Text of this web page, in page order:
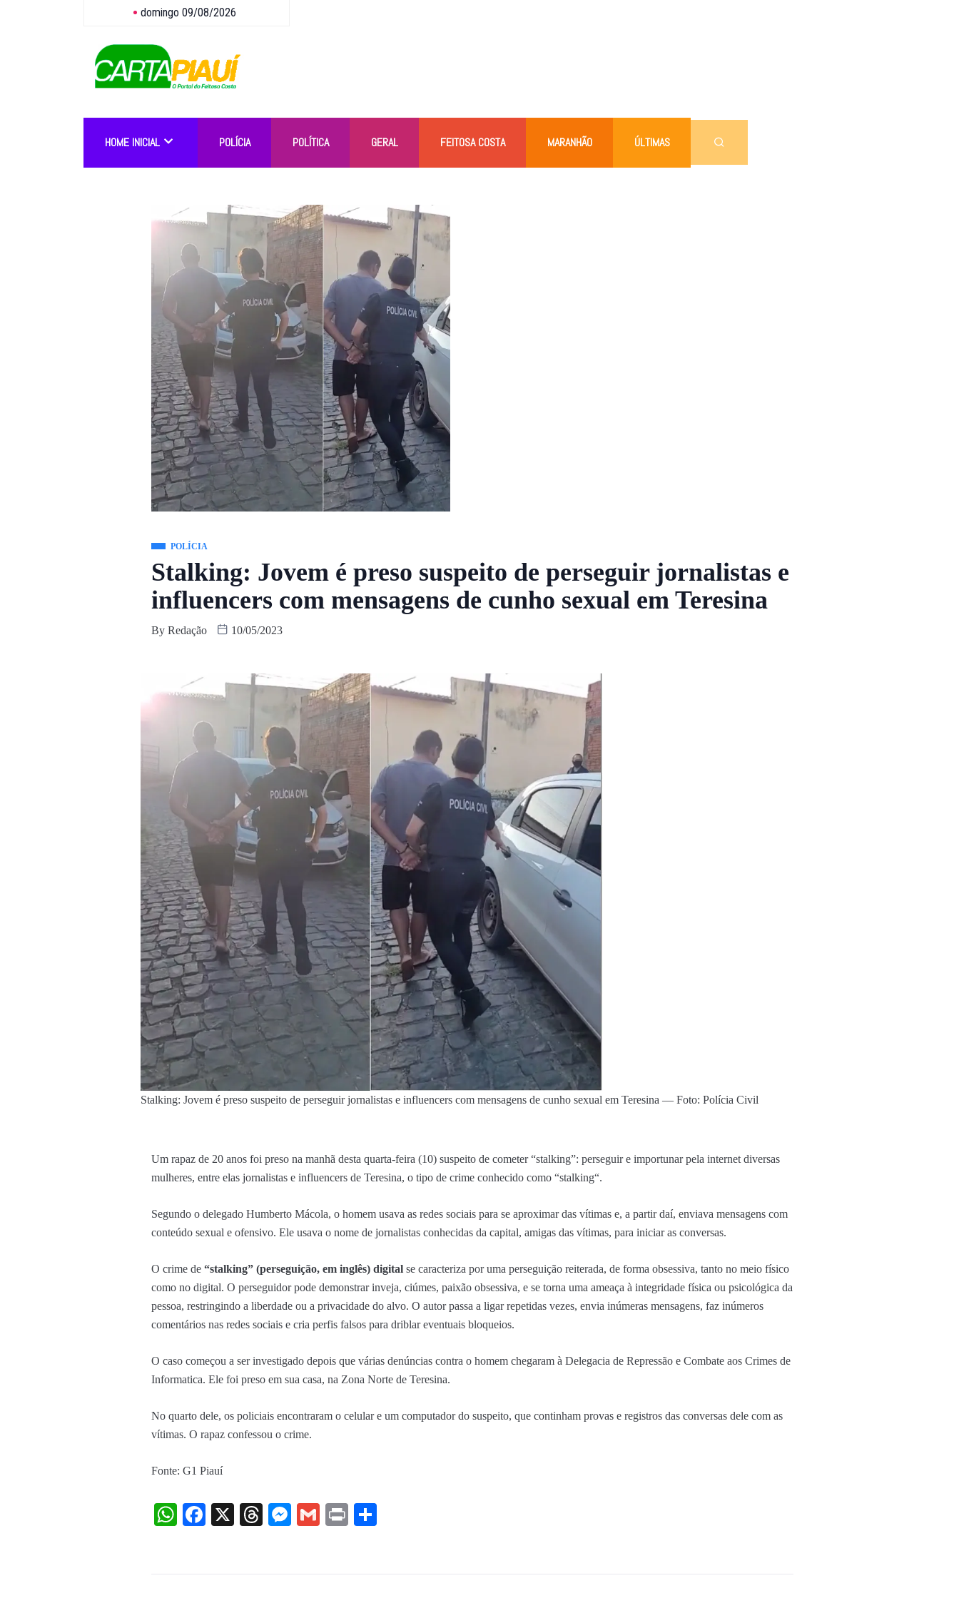
domingo 09/08/2026
HOME INICIAL POLÍCIA POLÍTICA GERAL FEITOSA COSTA MARANHÃO ÚLTIMAS
POLÍCIA
Stalking: Jovem é preso suspeito de perseguir jornalistas e
influencers com mensagens de cunho sexual em Teresina
By Redação 10/05/2023
Stalking: Jovem é preso suspeito de perseguir jornalistas e influencers com mensagens de cunho sexual em Teresina — Foto: Polícia Civil
Um rapaz de 20 anos foi preso na manhã desta quarta-feira (10) suspeito de cometer “stalking”: perseguir e importunar pela internet diversas
mulheres, entre elas jornalistas e influencers de Teresina, o tipo de crime conhecido como “stalking“.
Segundo o delegado Humberto Mácola, o homem usava as redes sociais para se aproximar das vítimas e, a partir daí, enviava mensagens com
conteúdo sexual e ofensivo. Ele usava o nome de jornalistas conhecidas da capital, amigas das vítimas, para iniciar as conversas.
O crime de “stalking” (perseguição, em inglês) digital se caracteriza por uma perseguição reiterada, de forma obsessiva, tanto no meio físico
como no digital. O perseguidor pode demonstrar inveja, ciúmes, paixão obsessiva, e se torna uma ameaça à integridade física ou psicológica da
pessoa, restringindo a liberdade ou a privacidade do alvo. O autor passa a ligar repetidas vezes, envia inúmeras mensagens, faz inúmeros
comentários nas redes sociais e cria perfis falsos para driblar eventuais bloqueios.
O caso começou a ser investigado depois que várias denúncias contra o homem chegaram à Delegacia de Repressão e Combate aos Crimes de
Informatica. Ele foi preso em sua casa, na Zona Norte de Teresina.
No quarto dele, os policiais encontraram o celular e um computador do suspeito, que continham provas e registros das conversas dele com as
vítimas. O rapaz confessou o crime.
Fonte: G1 Piauí
WhatsApp
Facebook
X Threads
Messenger
Gmail
Print